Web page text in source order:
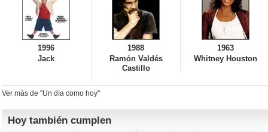
1996
Jack
1988
Ramón Valdés
Castillo
1963
Whitney Houston
Ver más de "Un día como hoy"
Hoy también cumplen